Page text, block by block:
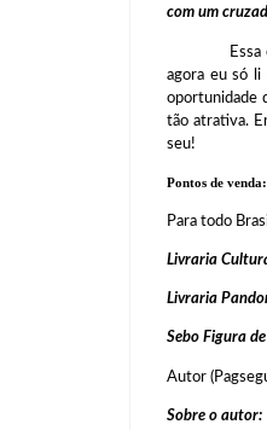
com um
Essa é
agora eu só li
oportunidade
tão atrativa.
seu!
Pontos de venda:
Para todo
Livraria
Livraria
Sebo Figura
Autor
Sobre o autor: